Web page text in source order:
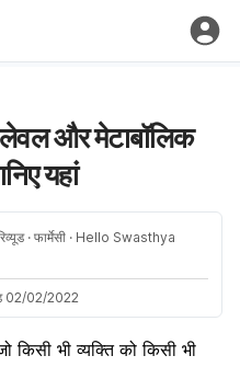
लेवल और मेटाबॉलिक
यहां
· फार्मेसी · Hello Swasthya
02/02/2022
किसी भी व्यक्ति को किसी भी